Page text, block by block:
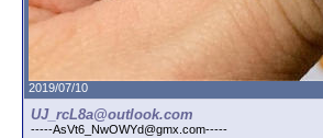
2019/07/10
UJ_rcL8a@outlook.com
-----AsVt6_NwOWYd@gmx.com-----